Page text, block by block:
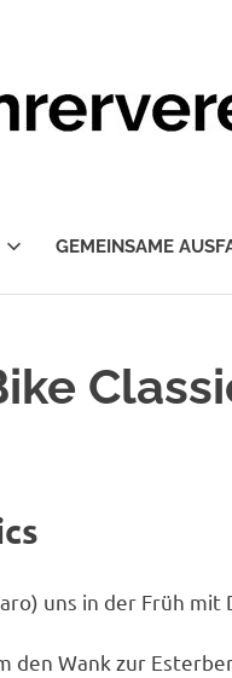
GEMEINSAME
uns in der Früh mit
Wank zur